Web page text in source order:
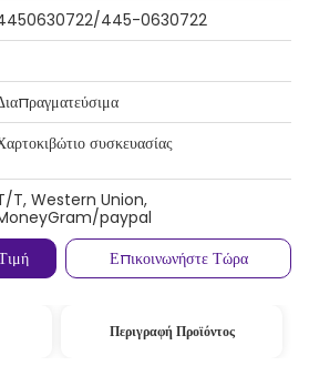
445-0630722
συσκευασίας
T, Western Union,
paypal
Επικοινωνήστε Τώρα
Περιγραφή Προϊόντος